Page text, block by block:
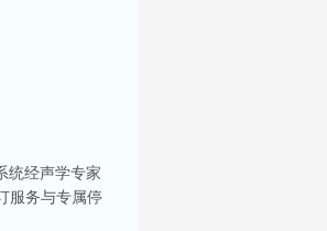
统经声学专家
服务与专属停